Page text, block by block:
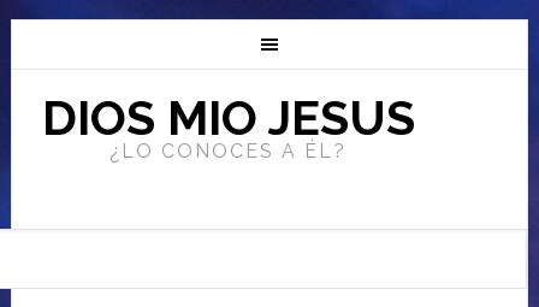
DIOS MIO JESUS
¿LO CONOCES A ÉL?